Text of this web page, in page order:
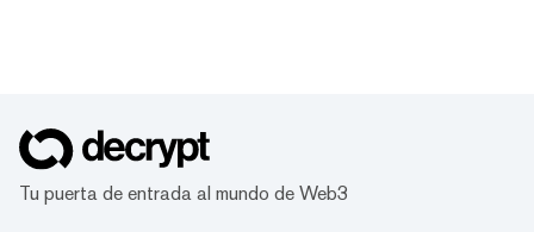
Tu puerta de entrada al mundo de Web3